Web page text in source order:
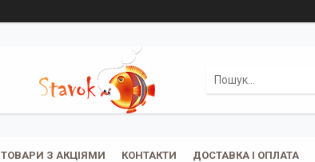
ТОВАРИ З АКЦІЯМИ КОНТАКТИ ДОСТАВКА І ОПЛАТА